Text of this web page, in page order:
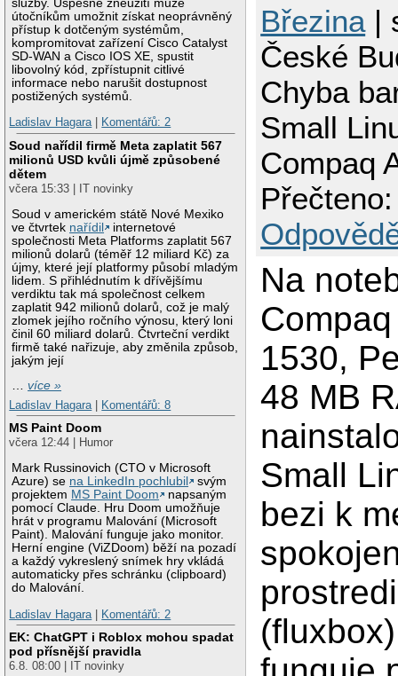
služby. Úspěšné zneužití může
útočníkům umožnit získat neoprávněný
přístup k dotčeným systémům,
kompromitovat zařízení Cisco Catalyst
SD-WAN a Cisco IOS XE, spustit
libovolný kód, zpřístupnit citlivé
informace nebo narušit dostupnost
postižených systémů.
Ladislav Hagara| Komentářů: 2
Soud nařídil firmě Meta zaplatit 567
milionů USD kvůli újmě způsobené
dětem
včera 15:33 | IT novinky
Soud v americkém státě Nové Mexiko
ve čtvrtek nařídil
internetové
společnosti Meta Platforms zaplatit 567
milionů dolarů (téměř 12 miliard Kč) za
újmy, které její platformy působí mladým
lidem. S přihlédnutím k dřívějšímu
verdiktu tak má společnost celkem
zaplatit 942 milionů dolarů, což je malý
zlomek jejího ročního výnosu, který loni
činil 60 miliard dolarů. Čtvrteční verdikt
firmě také nařizuje, aby změnila způsob,
jakým její
…více »
Ladislav Hagara
Komentářů: 8
MS Paint Doom
včera 12:44 | Humor
Mark Russinovich (CTO v Microsoft
Azure) se na LinkedIn pochlubil
svým
projektem MS Paint Doom
napsaným
pomocí Claude. Hru Doom umožňuje
hrát v programu Malování (Microsoft
Paint). Malování funguje jako monitor.
Herní engine (ViZDoom) běží na pozadí
a každý vykreslený snímek hry vkládá
automaticky přes schránku (clipboard)
do Malování.
Ladislav Hagara
Komentářů: 2
EK: ChatGPT i Roblox mohou spadat
pod přísnější pravidla
6.8. 08:00 | IT novinky
Březina|
České
Chyba
Small
Compaq
Na
1530,
48 MB
Small
bezi k